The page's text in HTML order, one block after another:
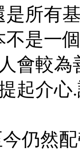
是所有
不是一
會較
起介
仍然